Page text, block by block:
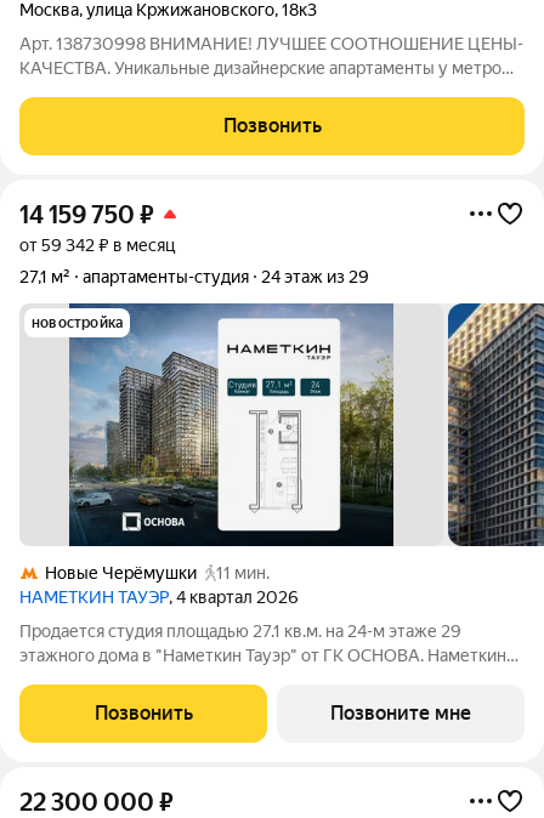
Москва,улица Кржижановского,18к3
Арт. 138730998 ВНИМАНИЕ! ЛУЧШЕЕ СООТНОШЕНИЕ ЦЕНЫ-
КАЧЕСТВА. Уникальные дизайнерские апартаменты у метро
Представляем вашему вниманию идеально продуманное
пространство в самом сердце
Позвонить
14 159 750 ₽
от 59 342 ₽ в месяц
27,1 м²
апартаменты-студия 24 этаж из 29
новостройка
Новые Черёмушки
11 мин.
НАМЕТКИН ТАУЭР, 4 квартал 2026
Продается студия площадью 27.1 кв.м. на 24-м этаже 29
этажного дома в "Наметкин Тауэр" от ГК ОСНОВА. Наметкин
обслуживанием, располагается в районе Черёмушки на Юго-
Западе Москвы. Архитектура от
Позвонить Позвоните мне
22 300 000 ₽